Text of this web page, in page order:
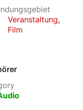
Veranstaltung,
Film